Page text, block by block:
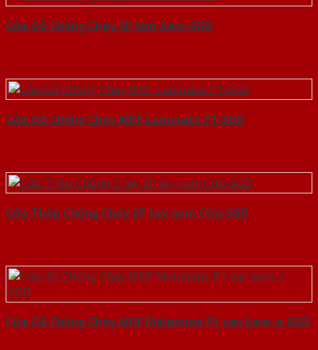
Cửa Gỗ Chống Cháy 2P Sơn Xám-SGD
Cửa Gỗ Chống Cháy MDF Laminate P1-SGD
Cửa Thép Chống Cháy 2P tay nam Cửa-SGD
Cửa Gỗ Chống Cháy MDF Melamine P1 van kem-a-SGD